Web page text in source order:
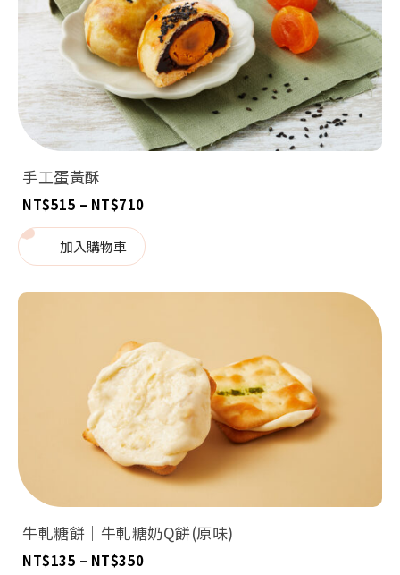
手工蛋黃酥
NT$515 – NT$710價
圍：
NT$515
加入購物車
牛軋糖餅｜牛軋糖奶Q餅(原味)
NT$135 – NT$350價